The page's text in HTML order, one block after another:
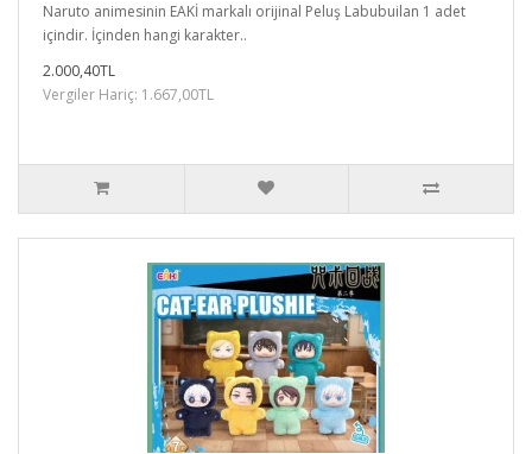
Naruto animesinin EAKİ markalı orijinal Peluş Labubuilan 1 adet
içindir. İçinden hangi karakter..
2.000,40TL
Vergiler Hariç: 1.667,00TL